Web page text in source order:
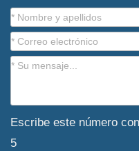
Escribe este número
5